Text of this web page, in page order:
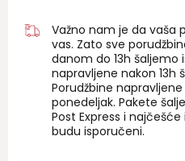
Važno nam je da vaša
vas. Zato sve
danom do 13h šaljemo
napravljene nakon 13h
Porudžbine
ponedeljak. Pakete
Post Express i
budu isporučeni.